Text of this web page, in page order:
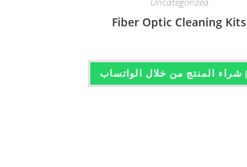
Fiber Optic Cleaning Kits
شراء المنتج من خلال الواتساب